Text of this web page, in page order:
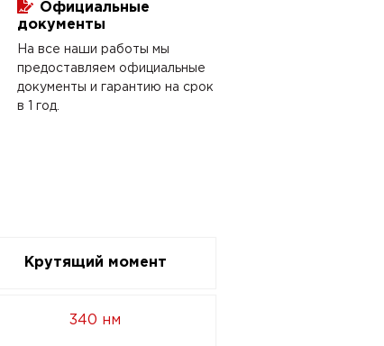
Официальные
документы
На все наши работы мы
предоставляем официальные
документы и гарантию на срок
в 1 год.
Крутящий момент
340 нм